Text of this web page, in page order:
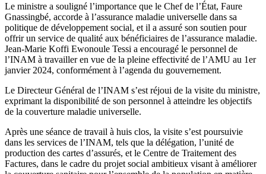
Le ministre a souligné l’importance que le Chef de l’État, Faure
Gnassingbé, accorde à l’assurance maladie universelle dans sa
politique de développement social, et il a assuré son soutien pour
offrir un service de qualité aux bénéficiaires de l’assurance maladie.
Jean-Marie Koffi Ewonoule Tessi a encouragé le personnel de
l’INAM à travailler en vue de la pleine effectivité de l’AMU au 1er
janvier 2024, conformément à l’agenda du gouvernement.
Le Directeur Général de l’INAM s’est réjoui de la visite du ministre,
exprimant la disponibilité de son personnel à atteindre les objectifs
de la couverture maladie universelle.
Après une séance de travail à huis clos, la visite s’est poursuivie
dans les services de l’INAM, tels que la délégation, l’unité de
production des cartes d’assurés, et le Centre de Traitement des
Factures, dans le cadre du projet social ambitieux visant à améliorer